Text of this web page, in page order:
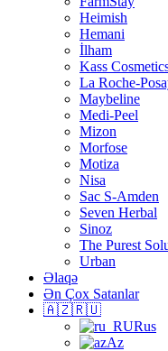
Heimish
Hemani
İlham
Kass
La Roche-
Maybeline
Medi-Peel
Mizon
Morfose
Motiza
Nisa
Sac S-Amden
Seven Herbal
Sinoz
The Purest
Urban
Əlaqə
Ən Çox Satanlar
🇦🇿🇷🇺
Rus
Az